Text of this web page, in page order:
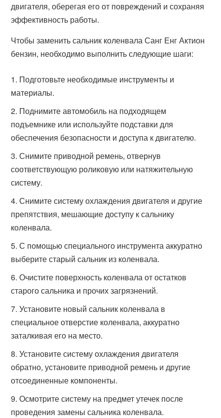
двигателя, оберегая его от повреждений и сохраняя
эффективность работы.
Чтобы заменить сальник коленвала Санг Енг Актион
бензин, необходимо выполнить следующие шаги:
Подготовьте необходимые инструменты и
материалы.
Поднимите автомобиль на подходящем
подъемнике или используйте подставки для
обеспечения безопасности и доступа к двигателю.
Снимите приводной ремень, отвернув
соответствующую роликовую или натяжительную
систему.
Снимите систему охлаждения двигателя и другие
препятствия, мешающие доступу к сальнику
коленвала.
С помощью специального инструмента аккуратно
выберите старый сальник из коленвала.
Очистите поверхность коленвала от остатков
старого сальника и прочих загрязнений.
Установите новый сальник коленвала в
специальное отверстие коленвала, аккуратно
заталкивая его на место.
Установите систему охлаждения двигателя
обратно, установите приводной ремень и другие
отсоединенные компоненты.
Осмотрите систему на предмет утечек после
проведения замены сальника коленвала.